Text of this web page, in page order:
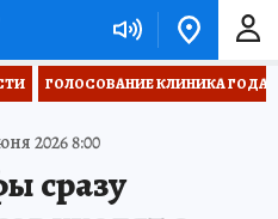
ГОЛОСОВАНИЕ КЛИНИКА ГОДА
2026 8:00
сразу